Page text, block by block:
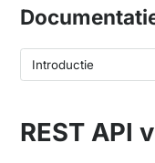
REST API